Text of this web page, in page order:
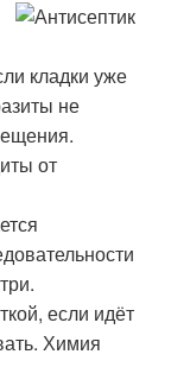
кладки уже
не
от
если идёт
Химия